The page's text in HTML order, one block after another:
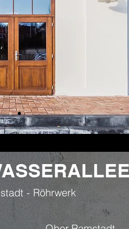
- Röhrwerk